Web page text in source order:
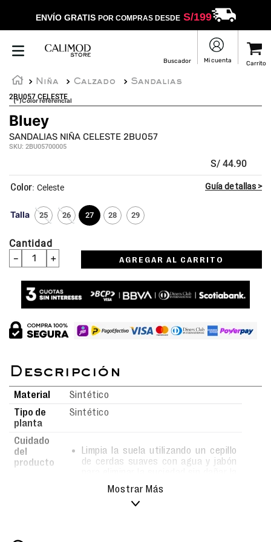
ENVÍO GRATIS POR COMPRAS DESDES/199
Niña Calzado
Sandalias
2BU057 CELESTE
(*)Color referencial
Bluey
SANDALIAS NIÑA CELESTE 2BU057
SKU: 2BU05700005
S/ 44.90
Talla 25 26 27 28 29
: Celeste
Cantidad
＋
－ AGREGAR AL CARRITO
Material
Sintético
Tipo de
planta
Sintético
Cuidado
del
producto
Limpia la suela utilizando un cepillo
de cerdas suaves con agua y jabón
superficie.
Al realizar la limpieza, asegúrate de
hacerlo con movimientos suaves y
Mostrar Más